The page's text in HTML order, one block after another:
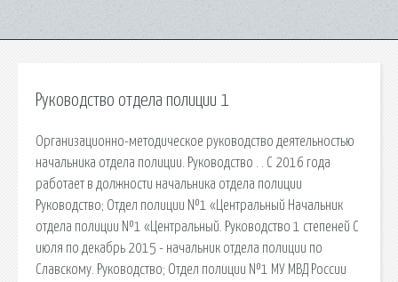
Руководство отдела полиции 1
Организационно-методическое руководство деятельностью
начальника отдела полиции. Руководство . . С 2016 года
работает в должности начальника отдела полиции
Руководство; Отдел полиции №1 «Центральный Начальник
отдела полиции №1 «Центральный. Руководство 1 степеней С
июля по декабрь 2015 - начальник отдела полиции по
Славскому. Руководство; Отдел полиции №1 МУ МВД России